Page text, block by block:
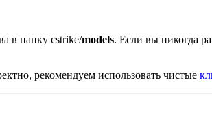
в папку cstrike/models. Если вы никогда
рекомендуем использовать чистые